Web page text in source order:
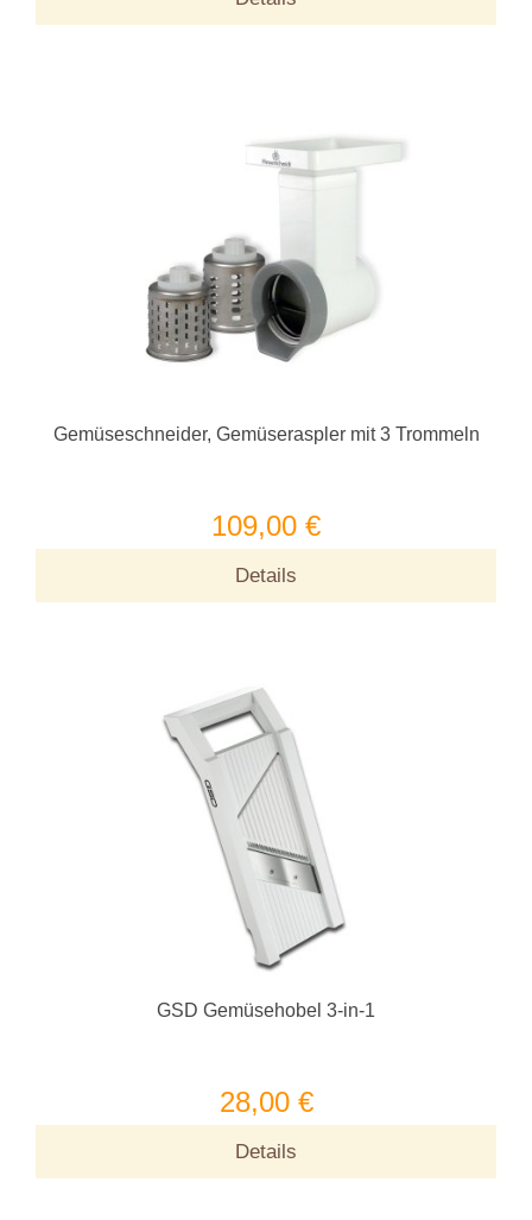
Gemüseschneider, Gemüseraspler mit 3 Trommeln
109,00 €
Details
GSD Gemüsehobel 3-in-1
28,00 €
Details